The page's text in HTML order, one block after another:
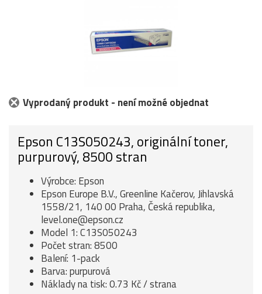
Vyprodaný produkt - není možné objednat
Epson C13S050243, originální toner,
purpurový, 8500 stran
Výrobce: Epson
Epson Europe B.V., Greenline Kačerov, Jihlavská
1558/21, 140 00 Praha, Česká republika,
level.one@epson.cz
Model 1: C13S050243
Počet stran: 8500
Balení: 1-pack
Barva: purpurová
Náklady na tisk: 0.73 Kč / strana